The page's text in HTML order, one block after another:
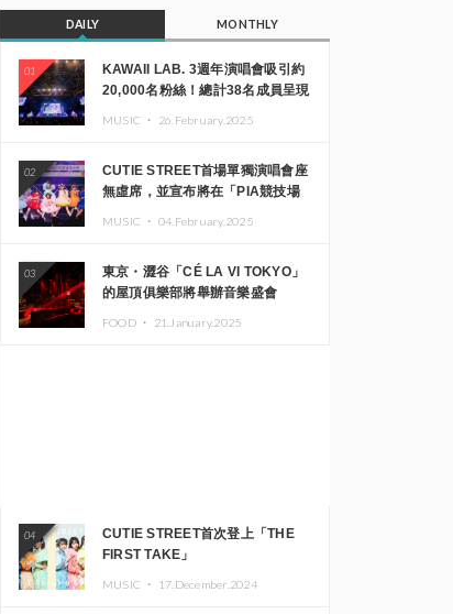
DAILY MONTHLY
01
KAWAII LAB. 3週年演唱會吸引約
20,000名粉絲！總計38名成員呈現
MUSIC ・ 26.February.2025
02
CUTIE STREET首場單獨演唱會座
無虛席，並宣布將在「PIA競技場
MUSIC ・ 04.February.2025
03
東京・澀谷「CÉ LA VI TOKYO」
的屋頂俱樂部將舉辦音樂盛會
FOOD ・ 21.January.2025
04
CUTIE STREET首次登上「THE
FIRST TAKE」
MUSIC ・ 17.December.2024